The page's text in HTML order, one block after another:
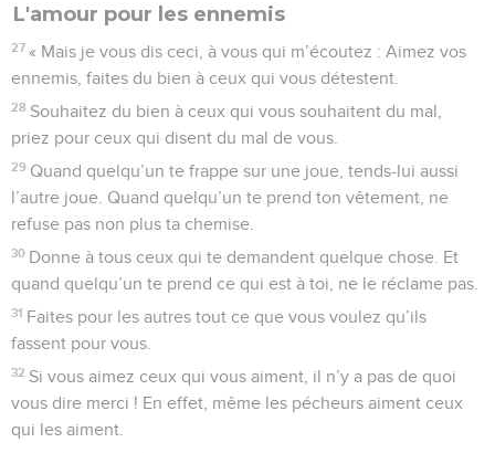
L'amour pour les ennemis
27 « Mais je vous dis ceci, à vous qui m’écoutez : Aimez vos
ennemis, faites du bien à ceux qui vous détestent.
28 Souhaitez du bien à ceux qui vous souhaitent du mal,
priez pour ceux qui disent du mal de vous.
29 Quand quelqu’un te frappe sur une joue, tends-lui aussi
l’autre joue. Quand quelqu’un te prend ton vêtement, ne
refuse pas non plus ta chemise.
30 Donne à tous ceux qui te demandent quelque chose. Et
quand quelqu’un te prend ce qui est à toi, ne le réclame pas.
31 Faites pour les autres tout ce que vous voulez qu’ils
fassent pour vous.
32 Si vous aimez ceux qui vous aiment, il n’y a pas de quoi
vous dire merci ! En effet, même les pécheurs aiment ceux
qui les aiment.